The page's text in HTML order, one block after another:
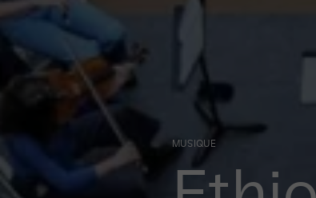
MUSIQUE